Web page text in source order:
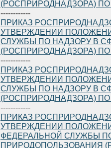
(РОСПРИРОДНАДЗОРА)
------------
ПРИКАЗ
УТВЕРЖДЕНИИ
СЛУЖБЫ ПО НАДЗОРУ В
(РОСПРИРОДНАДЗОРА)
------------
ПРИКАЗ
УТВЕРЖДЕНИИ
СЛУЖБЫ ПО НАДЗОРУ В
(РОСПРИРОДНАДЗОРА)
------------
ПРИКАЗ
УТВЕРЖДЕНИИ
ФЕДЕРАЛЬНОЙ СЛУЖБЫ
ПРИРОДОПОЛЬЗОВАНИЯ